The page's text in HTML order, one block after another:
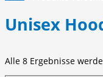
Unisex
Alle 8 Ergebnisse